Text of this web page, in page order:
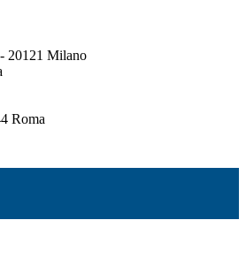
20121 Milano
Roma